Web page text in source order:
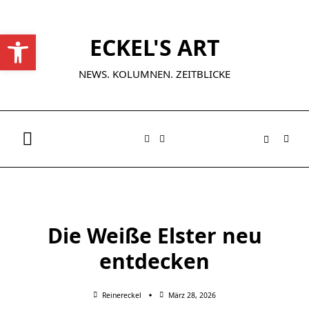
Werkzeugleiste öffnen
content
ECKEL'S ART
NEWS. KOLUMNEN. ZEITBLICKE
Die Weiße Elster neu
entdecken
Reinereckel März 28, 2026